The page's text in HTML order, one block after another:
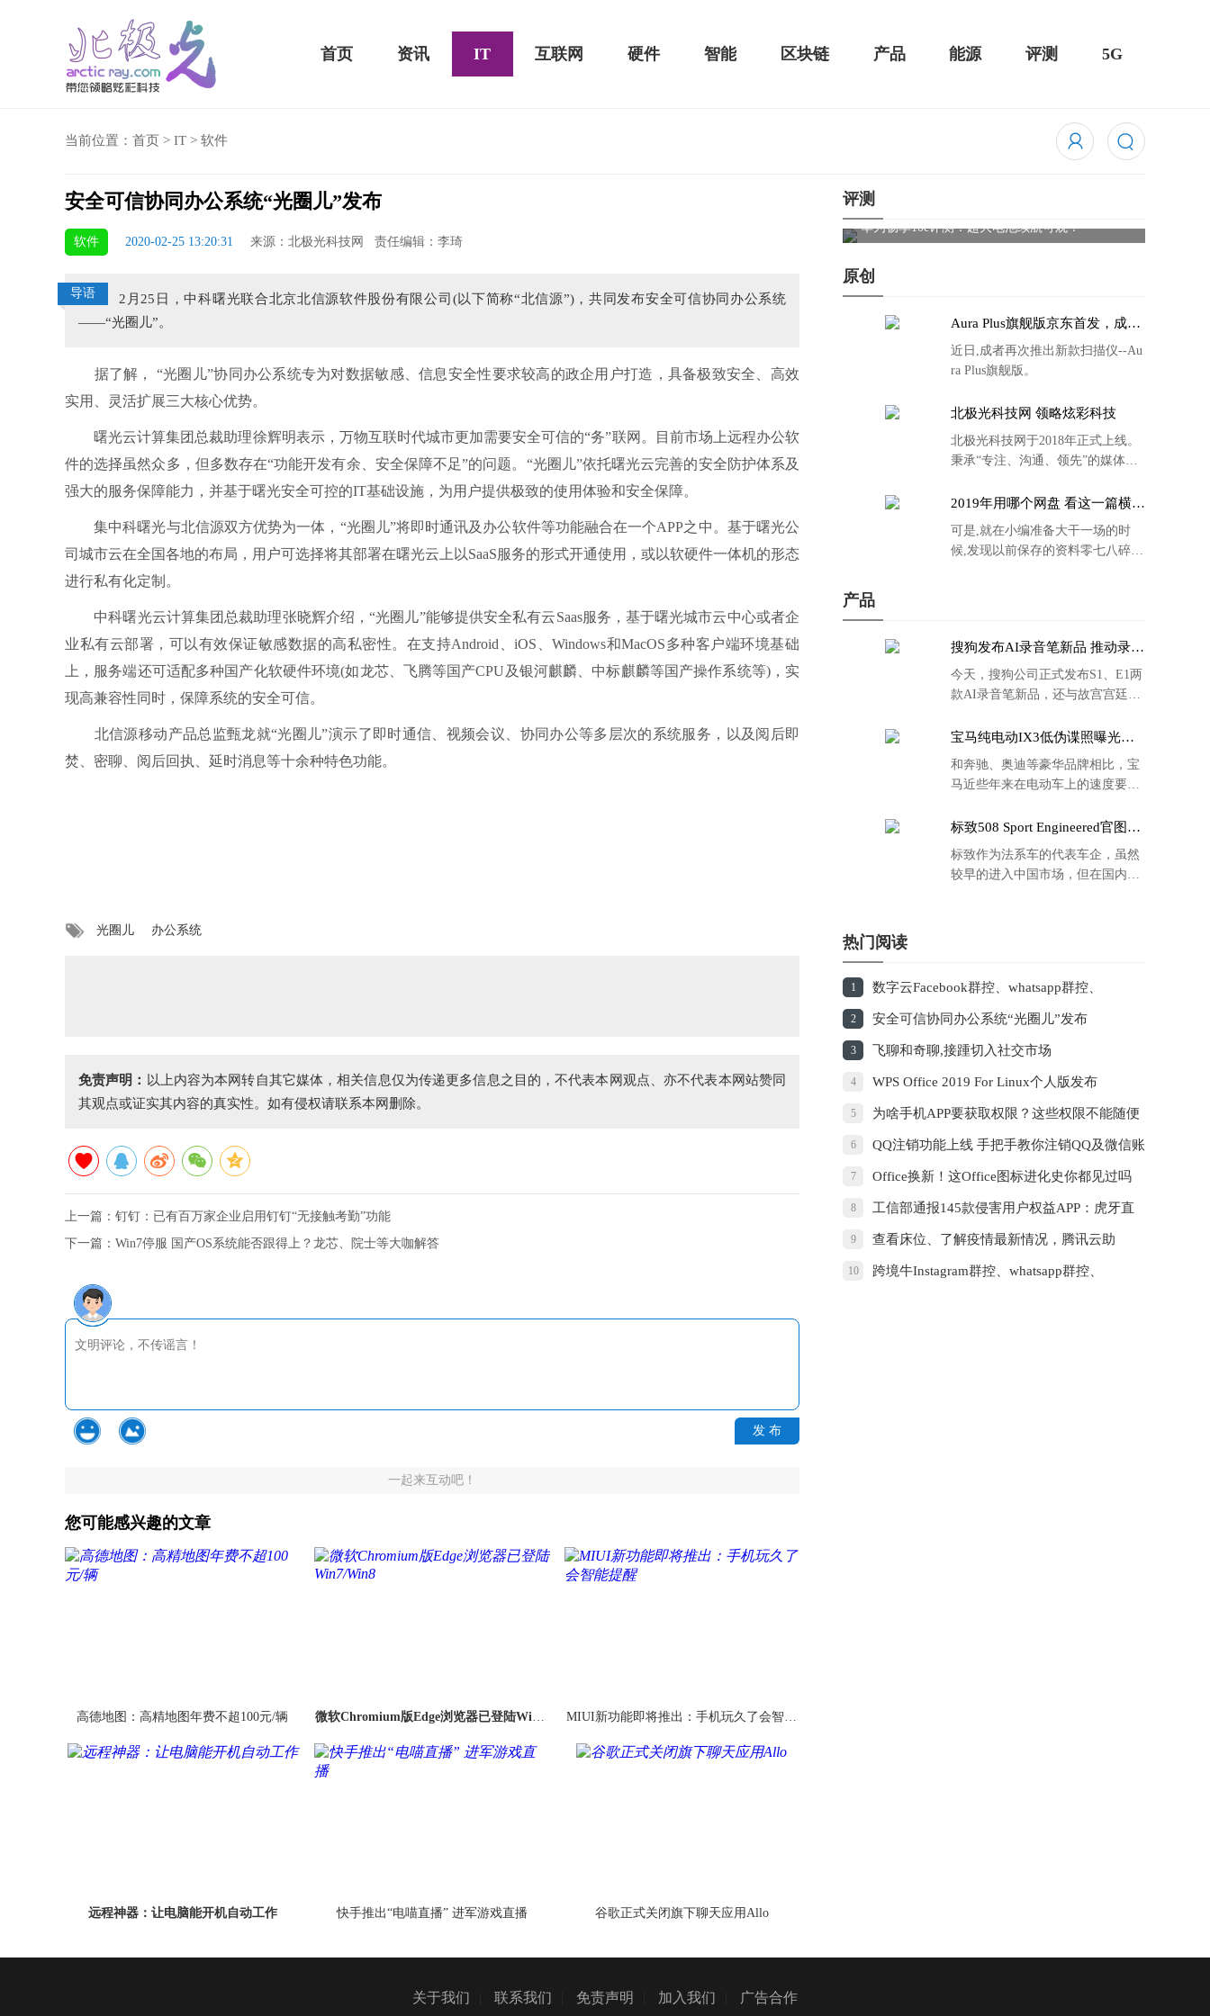
首页 资讯 IT 互联网 硬件 智能 区块链 产品 能源 评测 5G
当前位置： 首页 > IT > 软件
安全可信协同办公系统“光圈儿”发布
软件 2020-02-25 13:20:31 来源：北极光科技网 责任编辑：李琦
导语
2月25日，中科曙光联合北京北信源软件股份有限公司(以下简称“北信源”)，共同发布安全可信协同办公系统
——“光圈儿”。
据了解， “光圈儿”协同办公系统专为对数据敏感、信息安全性要求较高的政企用户打造，具备极致安全、高效
实用、灵活扩展三大核心优势。
曙光云计算集团总裁助理徐辉明表示，万物互联时代城市更加需要安全可信的“务”联网。目前市场上远程办公软
件的选择虽然众多，但多数存在“功能开发有余、安全保障不足”的问题。“光圈儿”依托曙光云完善的安全防护体系及
强大的服务保障能力，并基于曙光安全可控的IT基础设施，为用户提供极致的使用体验和安全保障。
集中科曙光与北信源双方优势为一体，“光圈儿”将即时通讯及办公软件等功能融合在一个APP之中。基于曙光公
司城市云在全国各地的布局，用户可选择将其部署在曙光云上以SaaS服务的形式开通使用，或以软硬件一体机的形态
进行私有化定制。
中科曙光云计算集团总裁助理张晓辉介绍，“光圈儿”能够提供安全私有云Saas服务，基于曙光城市云中心或者企
业私有云部署，可以有效保证敏感数据的高私密性。在支持Android、iOS、Windows和MacOS多种客户端环境基础
上，服务端还可适配多种国产化软硬件环境(如龙芯、飞腾等国产CPU及银河麒麟、中标麒麟等国产操作系统等)，实
现高兼容性同时，保障系统的安全可信。
北信源移动产品总监甄龙就“光圈儿”演示了即时通信、视频会议、协同办公等多层次的系统服务，以及阅后即
焚、密聊、阅后回执、延时消息等十余种特色功能。
光圈儿 办公系统
免责声明： 以上内容为本网转自其它媒体，相关信息仅为传递更多信息之目的，不代表本网观点、亦不代表本网站赞同
其观点或证实其内容的真实性。如有侵权请联系本网删除。
上一篇： 钉钉：已有百万家企业启用钉钉“无接触考勤”功能
下一篇： Win7停服 国产OS系统能否跟得上？龙芯、院士等大咖解答
发 布
一起来互动吧！
您可能感兴趣的文章
高德地图：高精地图年费不超100元/辆
微软Chromium版Edge浏览器已登陆Win7/
MIUI新功能即将推出：手机玩久了会智能
远程神器：让电脑能开机自动工作 快手推出“电喵直播” 进军游戏直播 谷歌正式关闭旗下聊天应用Allo
评测
华为畅享10e评测：超大电池续航可观！
原创
Aura Plus旗舰版京东首发，成者
近日,成者再次推出新款扫描仪--Au
ra Plus旗舰版。
北极光科技网 领略炫彩科技
北极光科技网于2018年正式上线。
秉承“专注、沟通、领先”的媒体理
2019年用哪个网盘 看这一篇横评
可是,就在小编准备大干一场的时
候,发现以前保存的资料零七八碎,
产品
搜狗发布AI录音笔新品 推动录音
今天，搜狗公司正式发布S1、E1两
款AI录音笔新品，还与故宫宫廷文
的故宫宫廷联名款。
宝马纯电动IX3低伪谍照曝光：
和奔驰、奥迪等豪华品牌相比，宝
马近些年来在电动车上的速度要慢
标致508 Sport Engineered官图发
标致作为法系车的代表车企，虽然
较早的进入中国市场，但在国内的
热门阅读
1 数字云Facebook群控、whatsapp群控、
instagram群控的使用有没有针对性？
2 安全可信协同办公系统“光圈儿”发布
3 飞聊和奇聊,接踵切入社交市场
4 WPS Office 2019 For Linux个人版发布
5 为啥手机APP要获取权限？这些权限不能随便
同意
6 QQ注销功能上线 手把手教你注销QQ及微信账
号
7 Office换新！这Office图标进化史你都见过吗
8 工信部通报145款侵害用户权益APP：虎牙直
播、东方财富等在列
9 查看床位、了解疫情最新情况，腾讯云助
力“武汉战疫”小程序上线
10 跨境牛Instagram群控、whatsapp群控、
关于我们 联系我们 免责声明 加入我们 广告合作